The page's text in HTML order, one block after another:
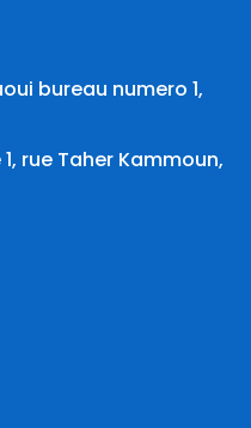
bureau numero 1,
rue Taher Kammoun,